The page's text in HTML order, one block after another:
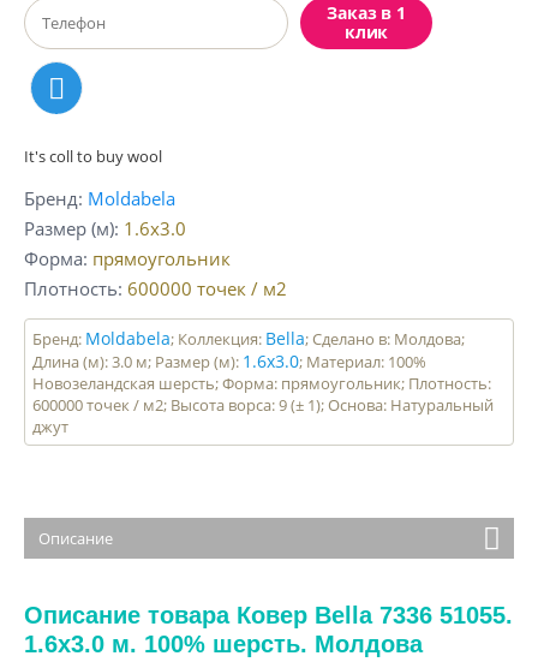
Заказ в 1
клик
It's coll to buy wool
Бренд Moldabela
Размер (м) 1.6x3.0
Форма прямоугольник
Плотность 600000 точек / м2
Бренд: Moldabela; Коллекция: Bella; Сделано в: Молдова;
Длина (м): 3.0 м; Размер (м): 1.6x3.0; Материал: 100%
Новозеландская шерсть; Форма: прямоугольник; Плотность:
600000 точек / м2; Высота ворса: 9 (± 1); Основа: Натуральный
джут
Описание
Описание товара Ковер Bella 7336 51055.
1.6x3.0 м. 100% шерсть. Молдова